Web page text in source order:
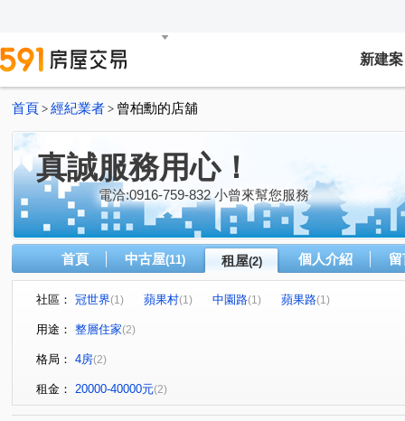
新建案
首頁 > 經紀業者 > 曾柏勳的店舖
真誠服務用心！
電洽:0916-759-832 小曾來幫您服務
首頁 中古屋(11) 租屋(2) 個人介紹
社區： 冠世界(1) 蘋果村(1) 中園路(1) 蘋果路(1)
用途： 整層住家(2)
格局： 4房(2)
租金： 20000-40000元(2)